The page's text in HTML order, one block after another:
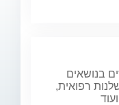
בנושאים
רפואית,